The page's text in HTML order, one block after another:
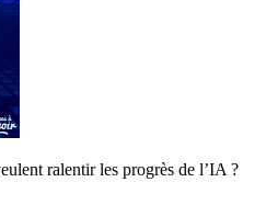
ralentir les progrès de l’IA ?